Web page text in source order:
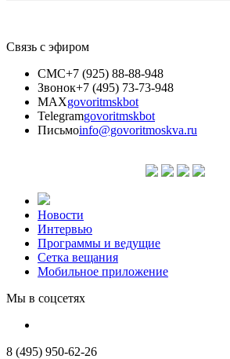
Связь с эфиром
СМС+7 (925) 88-88-948
Звонок+7 (495) 73-73-948
MAXgovoritmskbot
Telegramgovoritmskbot
Письмоinfo@govoritmoskva.ru
Новости
Интервью
Программы и ведущие
Сетка вещания
Мобильное приложение
Мы в соцсетях
8 (495) 950-62-26